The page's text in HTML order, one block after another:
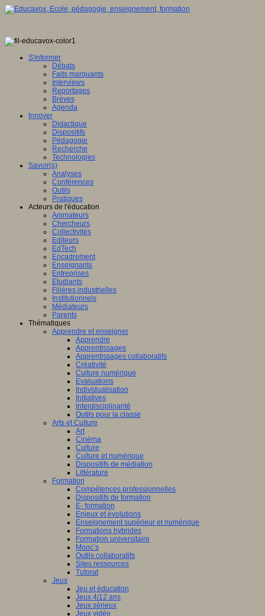
S'informer
Débats
Faits marquants
Interviews
Reportages
Brèves
Agenda
Innover
Didactique
Dispositifs
Pédagogie
Recherche
Technologies
Savoir(s)
Analyses
Conférences
Outils
Pratiques
Acteurs de l'éducation
Animateurs
Chercheurs
Collectivités
Editeurs
EdTech
Encadrement
Enseignants
Entreprises
Etudiants
Filières industrielles
Institutionnels
Médiateurs
Parents
Thématiques
Apprendre et enseigner
Apprendre
Apprentissages
Apprentissages collaboratifs
Créativité
Culture numérique
Evaluations
Individualisation
Initiatives
Interdisciplinarité
Outils pour la classe
Arts et Culture
Art
Cinéma
Culture
Culture et numérique
Dispositifs de médiation
Littérature
Formation
Compétences professionnelles
Dispositifs de formation
E- formation
Enjeux et évolutions
Enseignement supérieur et numérique
Formations hybrides
Formation universitaire
Mooc’s
Outils collaboratifs
Sites ressources
Tutorat
Jeux
Jeu et éducation
Jeux 4/12 ans
Jeux sérieux
Jeux vidéo